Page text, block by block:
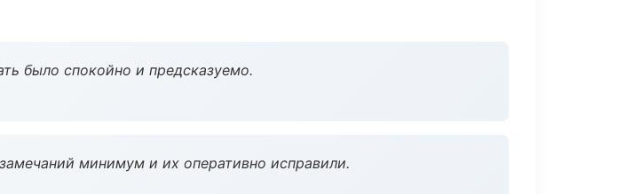
было спокойно и предсказуемо.
минимум и их оперативно исправили.